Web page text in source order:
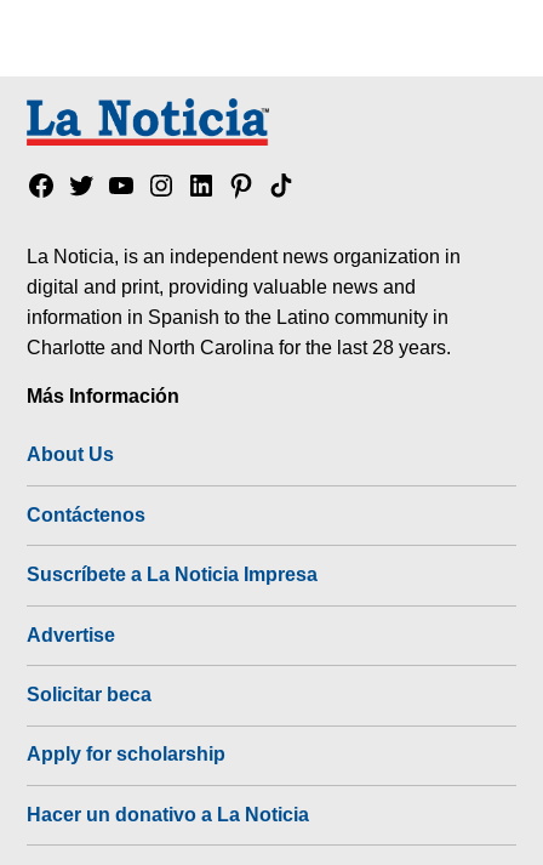
Facebook
TwitterYouTubeInstagram
LinkedinPinterest
Tik
La Noticia, is an independent news organization in
digital and print, providing valuable news and
information in Spanish to the Latino community in
Charlotte and North Carolina for the last 28 years.
Más Información
About Us
Contáctenos
Suscríbete a La Noticia Impresa
Advertise
Solicitar beca
Apply for scholarship
Hacer un donativo a La Noticia